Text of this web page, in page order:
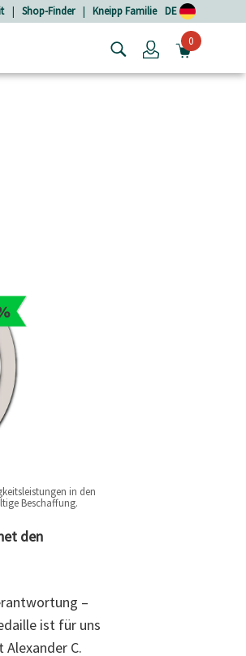
| Shop-Finder | Kneipp Familie DE
Login0
in den
Beschaffung.
den
–
ist für uns
C.